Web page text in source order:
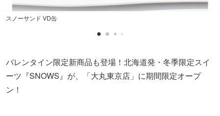
スノーサンド VD缶
バレンタイン限定新商品も登場！北海道発・冬季限定スイ
ーツ『SNOWS』が、「大丸東京店」に期間限定オープ
ン！